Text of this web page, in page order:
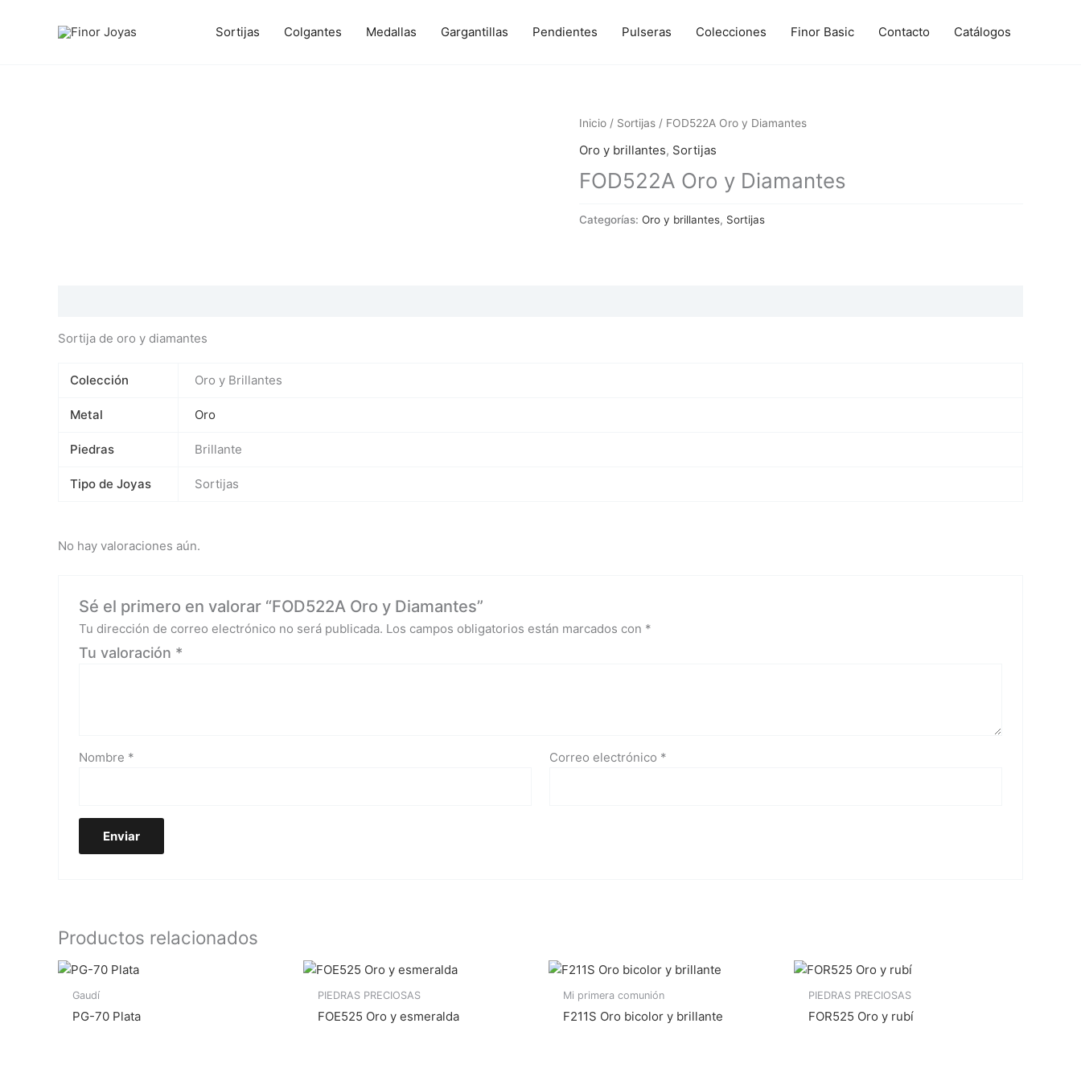
Sortijas Colgantes Medallas Gargantillas Pendientes Pulseras Colecciones Finor Basic Contacto Catálogos
Inicio / Sortijas / FOD522A Oro y Diamantes
Oro y brillantes, Sortijas
FOD522A Oro y Diamantes
Categorías: Oro y brillantes, Sortijas
Sortija de oro y diamantes
Colección Oro y Brillantes
Metal Oro
Piedras Brillante
Tipo de Joyas Sortijas
No hay valoraciones aún.
Sé el primero en valorar “FOD522A Oro y Diamantes”
Tu dirección de correo electrónico no será publicada. Los campos obligatorios están marcados con *
Tu valoración *
Nombre * Correo electrónico *
Productos relacionados
Gaudí
PG-70 Plata
PIEDRAS PRECIOSAS
FOE525 Oro y esmeralda
Mi primera comunión
F211S Oro bicolor y brillante
PIEDRAS PRECIOSAS
FOR525 Oro y rubí